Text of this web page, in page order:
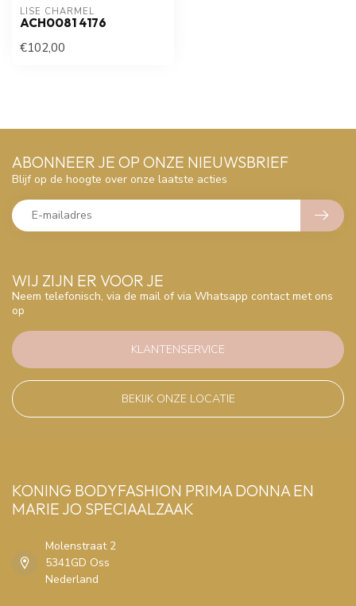
LISE CHARMEL
ACH0081 4176
€102,00
WIJ ZIJN ER VOOR JE
Neem telefonisch, via de mail of via Whatsapp contact met ons
op
KLANTENSERVICE
BEKIJK ONZE LOCATIE
ABONNEER JE OP ONZE NIEUWSBRIEF
Blijf op de hoogte over onze laatste acties
KONING BODYFASHION PRIMA DONNA EN
MARIE JO SPECIAALZAAK
Molenstraat 2
5341GD Oss
Nederland